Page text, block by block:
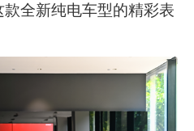
全新纯电车型的精彩表